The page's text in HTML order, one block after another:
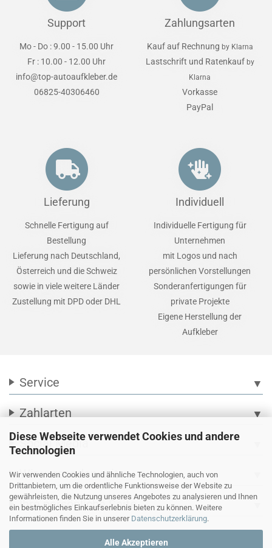
Diese Webseite verwendet Cookies und andere
Technologien
Wir verwenden Cookies und ähnliche Technologien, auch von
Drittanbietern, um die ordentliche Funktionsweise der Website zu
gewährleisten, die Nutzung unseres Angebotes zu analysieren und Ihnen
ein bestmögliches Einkaufserlebnis bieten zu können. Weitere
Informationen finden Sie in unserer Datenschutzerklärung.
Alle Akzeptieren
Support
Mo - Do : 9.00 - 15.00 Uhr
Fr : 10.00 - 12.00 Uhr
info@top-autoaufkleber.de
06825-40306460
Zahlungsarten
Kauf auf Rechnung by Klarna
Lastschrift und Ratenkauf by
Klarna
Vorkasse
PayPal
Lieferung
Schnelle Fertigung auf
Bestellung
Lieferung nach Deutschland,
Österreich und die Schweiz
sowie in viele weitere Länder
Zustellung mit DPD oder DHL
Individuell
Individuelle Fertigung für
Unternehmen
mit Logos und nach
persönlichen Vorstellungen
Sonderanfertigungen für
private Projekte
Eigene Herstellung der
Aufkleber
Service ▼
Zahlarten ▼
Social Media
Wir versenden mit
Ihre persönliche Seite